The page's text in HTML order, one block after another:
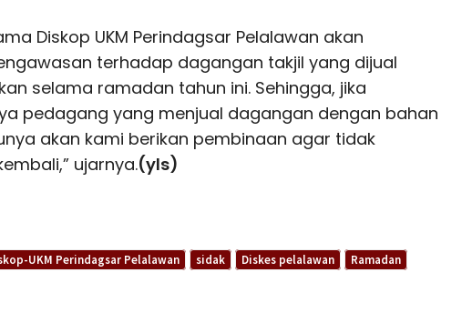
Diskop UKM Perindagsar Pelalawan akan
terhadap dagangan takjil yang dijual
selama ramadan tahun ini. Sehingga, jika
pedagang yang menjual dagangan dengan bahan
akan kami berikan pembinaan agar tidak
ujarnya.(yls)
UKM Perindagsar Pelalawan sidak Diskes pelalawan
Ramadan